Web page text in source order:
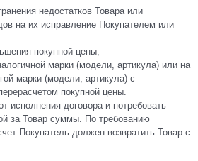
недостатков Товара или
на их исправление Покупателем или
покупной цены;
марки (модели, артикула) или на
марки (модели, артикула) с
покупной цены.
исполнения договора и потребовать
за Товар суммы. По требованию
Покупатель должен возвратить Товар с